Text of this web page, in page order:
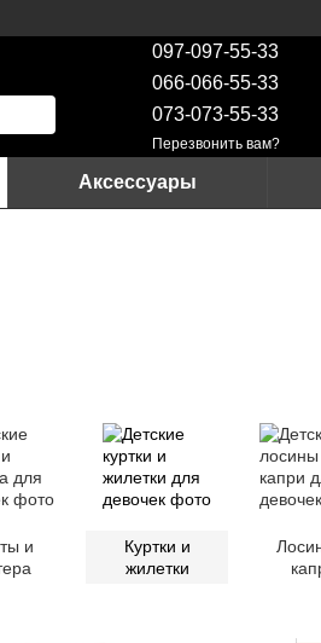
097-097-55-33
066-066-55-33
073-073-55-33
Перезвонить вам?
Аксессуары
и
Куртки и
жилетки